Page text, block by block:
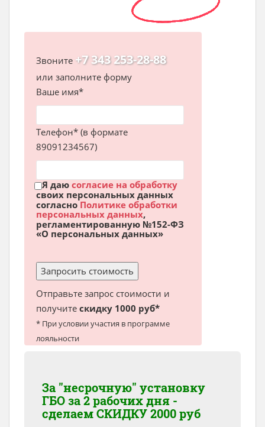
Звоните +7 343 253-28-88
или заполните форму
Ваше имя*
Телефон* (в формате
89091234567)
Я даю согласие на обработку
своих персональных данных
согласно Политике обработки
персональных данных,
регламентированную №152-ФЗ
«О персональных данных»
Отправьте запрос стоимости и
получите скидку 1000 руб*
* При условии участия в программе
лояльности
За "несрочную" установку
ГБО за 2 рабочих дня -
сделаемСКИДКУ 2000 руб